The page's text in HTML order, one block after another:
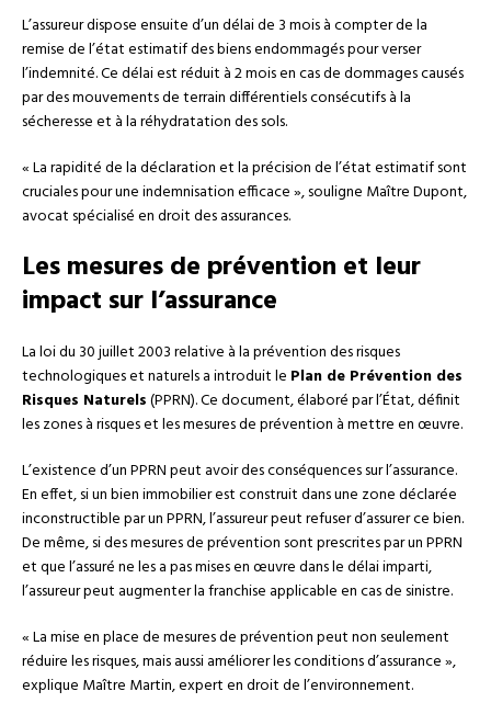
L’assureur dispose ensuite d’un délai de 3 mois à compter de la
remise de l’état estimatif des biens endommagés pour verser
l’indemnité. Ce délai est réduit à 2 mois en cas de dommages causés
par des mouvements de terrain différentiels consécutifs à la
sécheresse et à la réhydratation des sols.
« La rapidité de la déclaration et la précision de l’état estimatif sont
cruciales pour une indemnisation efficace », souligne Maître Dupont,
avocat spécialisé en droit des assurances.
Les mesures de prévention et leur
impact sur l’assurance
La loi du 30 juillet 2003 relative à la prévention des risques
technologiques et naturels a introduit le Plan de Prévention des
Risques Naturels(PPRN). Ce document, élaboré par l’État, définit
les zones à risques et les mesures de prévention à mettre en œuvre.
L’existence d’un PPRN peut avoir des conséquences sur l’assurance.
En effet, si un bien immobilier est construit dans une zone déclarée
inconstructible par un PPRN, l’assureur peut refuser d’assurer ce bien.
De même, si des mesures de prévention sont prescrites par un PPRN
et que l’assuré ne les a pas mises en œuvre dans le délai imparti,
l’assureur peut augmenter la franchise applicable en cas de sinistre.
« La mise en place de mesures de prévention peut non seulement
réduire les risques, mais aussi améliorer les conditions d’assurance »,
explique Maître Martin, expert en droit de l’environnement.